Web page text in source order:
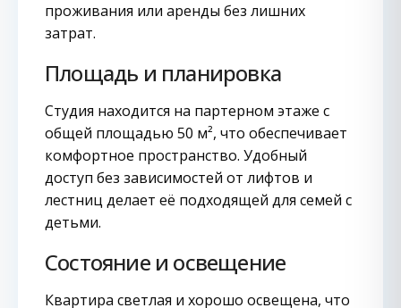
проживания или аренды без лишних
затрат.
Площадь и планировка
Студия находится на партерном этаже с
общей площадью 50 м², что обеспечивает
комфортное пространство. Удобный
доступ без зависимостей от лифтов и
лестниц делает её подходящей для семей с
детьми.
Состояние и освещение
Квартира светлая и хорошо освещена, что